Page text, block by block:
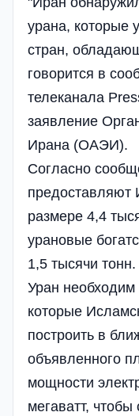
урана, которые
стран,
говорится в
телеканала
заявление
Ирана (ОАЭИ).
Согласно
предоставляют
размере 4,4
урановые
1,5 тысячи тонн.
Уран
которые
построить в
объявленного
мощности
мегаватт,